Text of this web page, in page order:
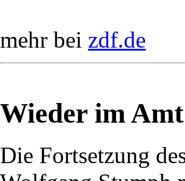
mehr bei zdf.de
Wieder im Amt
Die Fortsetzung